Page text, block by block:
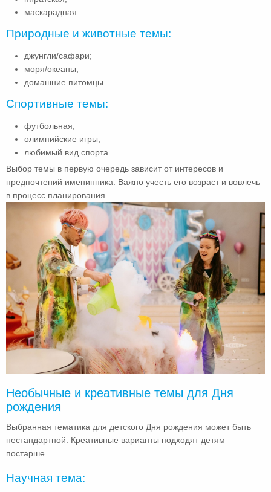
маскарадная.
Природные и животные темы:
джунгли/сафари;
моря/океаны;
домашние питомцы.
Спортивные темы:
футбольная;
олимпийские игры;
любимый вид спорта.
Выбор темы в первую очередь зависит от интересов и
предпочтений именинника. Важно учесть его возраст и вовлечь
в процесс планирования.
Необычные и креативные темы для Дня
рождения
Выбранная тематика для детского Дня рождения может быть
нестандартной. Креативные варианты подходят детям
постарше.
Научная тема: